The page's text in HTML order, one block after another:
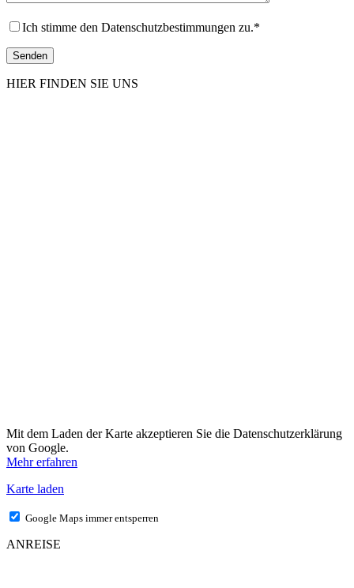
Ich stimme den Datenschutzbestimmungen zu.*
HIER FINDEN SIE UNS
Mit dem Laden der Karte akzeptieren Sie die Datenschutzerklärung
von Google.
Mehr erfahren
Karte laden
Google Maps immer entsperren
ANREISE